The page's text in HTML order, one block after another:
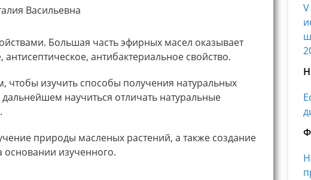
Васильевна
Большая часть эфирных масел оказывает
антибактериальное свойство.
чтобы изучить способы получения натуральных
научиться отличать натуральные
природы масленых растений, а также создание
изученного.